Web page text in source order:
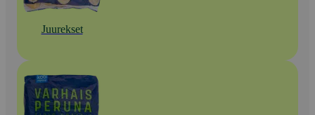
Juurekset